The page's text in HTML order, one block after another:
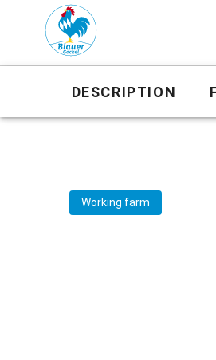
DESCRIPTION
Working farm